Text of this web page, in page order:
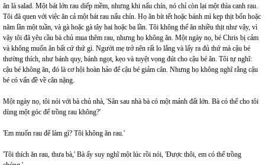
ăn là salad. Một bát lớn rau diếp mềm, nhưng khi nấu chín, nó chỉ còn lại một thìa canh rau.
Tôi đã quen với việc ăn cả một bát rau nấu chín. Họ ăn bít tết hoặc bánh mì kẹp thịt bốn hoặc
năm lần một tuần, và gà hoặc gà tây hai hoặc ba lần. Tôi không thể ăn nhiều thịt như vậy, vì
vậy tôi đã yêu cầu bà chủ mua thêm rau, nhưng họ không ăn. Một ngày nọ, bé Chris bị cảm
và không muốn ăn bất cứ thứ gì. Người mẹ trở nên rất lo lắng và lấy ra đủ thứ mà cậu bé
thường thích, như bánh quy, bánh ngọt, kẹo và tuyệt vọng đút cho cậu bé ăn. Tôi tự nghĩ:
cậu bé không ăn, đó là cơ hội hoàn hảo để cậu bé giảm cân. Nhưng họ không nghĩ rằng cậu
bé có vấn đề về cân nặng.
Một ngày nọ, tôi nói với bà chủ nhà, 'Sân sau nhà bà có một mảnh đất lớn. Bà có thể cho tôi
dùng một góc để trồng rau không?'
'Em muốn rau để làm gì? Tôi không ăn rau.'
'Tôi thích ăn rau, thưa bà,' Bà ấy suy nghĩ một lúc rồi nói, 'Được thôi, em có thể trồng